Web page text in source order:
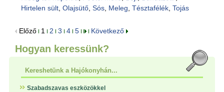
Hirtelen sült, Olajsütő, Sós, Meleg Tésztafélék, Tojás
Előző 1 2 3 4 5 Következő
Hogyan keressünk?
Kereshetünk a Hajókonyhán...
Szabadszavas eszközökkel